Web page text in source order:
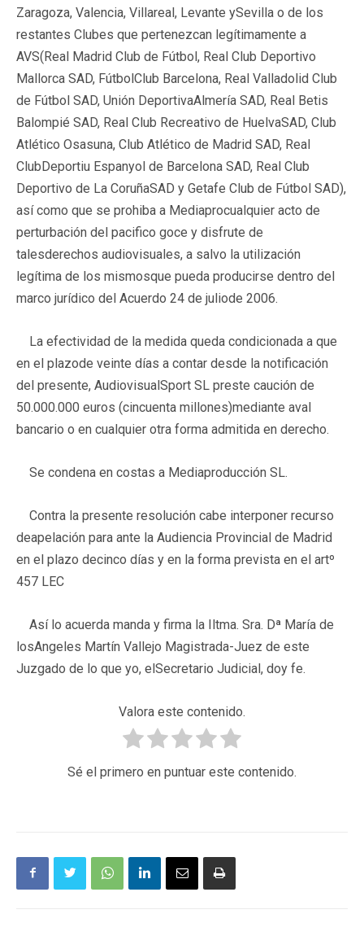
Zaragoza, Valencia, Villareal, Levante ySevilla o de los
restantes Clubes que pertenezcan legítimamente a
AVS(Real Madrid Club de Fútbol, Real Club Deportivo
Mallorca SAD, FútbolClub Barcelona, Real Valladolid Club
de Fútbol SAD, Unión DeportivaAlmería SAD, Real Betis
Balompié SAD, Real Club Recreativo de HuelvaSAD, Club
Atlético Osasuna, Club Atlético de Madrid SAD, Real
ClubDeportiu Espanyol de Barcelona SAD, Real Club
Deportivo de La CoruñaSAD y Getafe Club de Fútbol SAD),
así como que se prohiba a Mediaprocualquier acto de
perturbación del pacifico goce y disfrute de
talesderechos audiovisuales, a salvo la utilización
legítima de los mismosque pueda producirse dentro del
marco jurídico del Acuerdo 24 de juliode 2006.
La efectividad de la medida queda condicionada a que
en el plazode veinte días a contar desde la notificación
del presente, AudiovisualSport SL preste caución de
50.000.000 euros (cincuenta millones)mediante aval
bancario o en cualquier otra forma admitida en derecho.
Se condena en costas a Mediaproducción SL.
Contra la presente resolución cabe interponer recurso
deapelación para ante la Audiencia Provincial de Madrid
en el plazo decinco días y en la forma prevista en el artº
457 LEC
Así lo acuerda manda y firma la Iltma. Sra. Dª María de
losAngeles Martín Vallejo Magistrada-Juez de este
Juzgado de lo que yo, elSecretario Judicial, doy fe.
Valora este contenido.
Sé el primero en puntuar este contenido.